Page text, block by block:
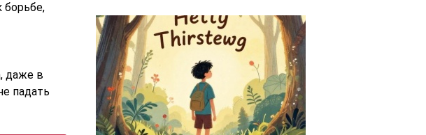
борьбе,
даже в
падать